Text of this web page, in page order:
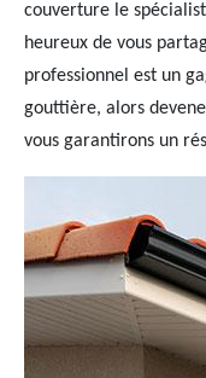
couverture le
heureux de vous
professionnel est un
gouttière, alors
vous garantirons un